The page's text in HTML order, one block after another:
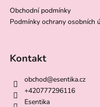
Obchodní podmínky
Podmínky ochrany osobních
Kontakt
obchod@esentika.cz
+420777296116
Esentika